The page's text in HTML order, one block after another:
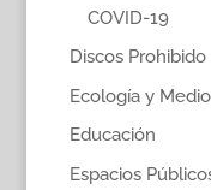
COVID-19
Discos
Ecología y
Educación
Espacios